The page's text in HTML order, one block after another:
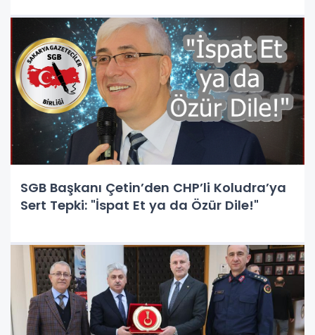
SGB Başkanı Çetin’den CHP’li Koludra’ya
Sert Tepki: "İspat Et ya da Özür Dile!"